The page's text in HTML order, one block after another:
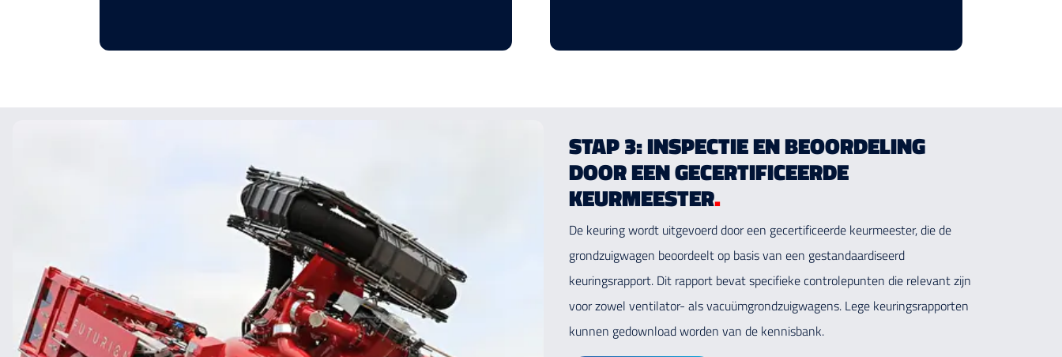
STAP 3: INSPECTIE EN BEOORDELING
DOOR EEN GECERTIFICEERDE
KEURMEESTER.
De keuring wordt uitgevoerd door een gecertificeerde keurmeester, die de
grondzuigwagen beoordeelt op basis van een gestandaardiseerd
keuringsrapport. Dit rapport bevat specifieke controlepunten die relevant zijn
voor zowel ventilator- als vacuümgrondzuigwagens. Lege keuringsrapporten
kunnen gedownload worden van de kennisbank.